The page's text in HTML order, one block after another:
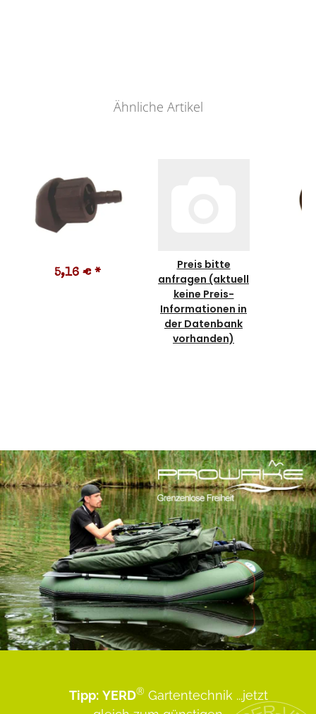
Ähnliche Artikel
5,16 € *
Preis bitte
anfragen (aktuell
keine Preis-
Informationen in
der Datenbank
vorhanden)
Tipp: YERD® Gartentechnik ...jetzt